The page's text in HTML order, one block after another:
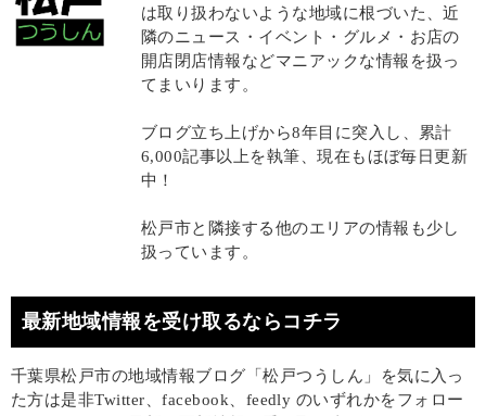
は取り扱わないような地域に根づいた、近
隣のニュース・イベント・グルメ・お店の
開店閉店情報などマニアックな情報を扱っ
てまいります。
ブログ立ち上げから8年目に突入し、累計
6,000記事以上を執筆、現在もほぼ毎日更新
中！
松戸市と隣接する他のエリアの情報も少し
扱っています。
最新地域情報を受け取るならコチラ
千葉県松戸市の地域情報ブログ「松戸つうしん」を気に入っ
た方は是非Twitter、facebook、feedly のいずれかをフォロー